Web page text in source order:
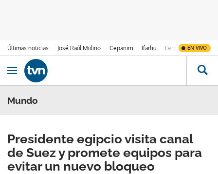
Últimas noticias José Raúl Mulino Cepanim Ifarhu Fenómeno de El
EN VIVO
Ir al contenido
Obrir navegació
Mundo
Presidente egipcio visita canal
de Suez y promete equipos para
evitar un nuevo bloqueo